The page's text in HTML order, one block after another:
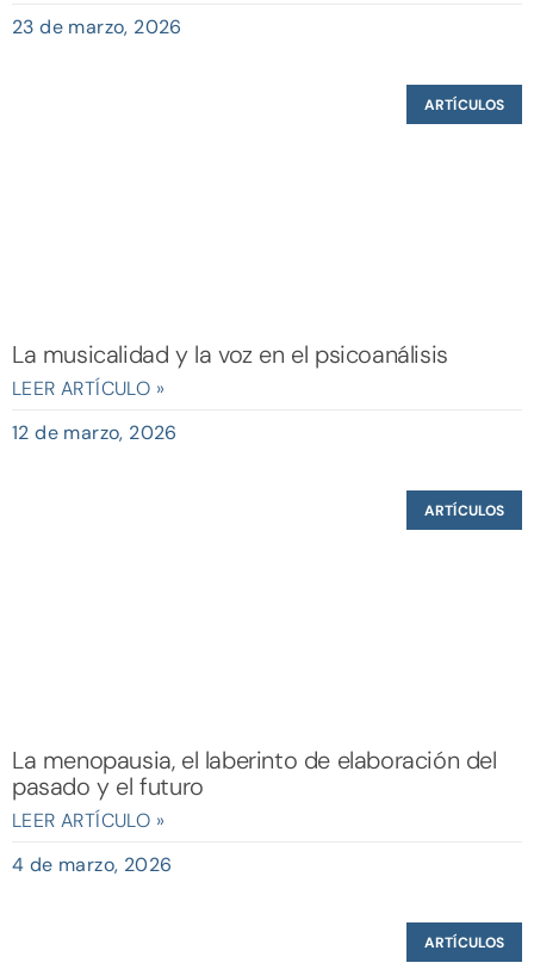
23 de marzo, 2026
ARTÍCULOS
La musicalidad y la voz en el psicoanálisis
LEER ARTÍCULO »
12 de marzo, 2026
ARTÍCULOS
La menopausia, el laberinto de elaboración del
pasado y el futuro
LEER ARTÍCULO »
4 de marzo, 2026
ARTÍCULOS